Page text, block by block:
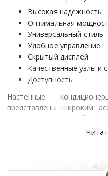
Высокая надежность
Оптимальная
Универсальный стиль
Удобное управление
Скрытый дисплей
Качественные узлы и
Доступность
Настенные
представлены широким
лаконичных изделий
применения. Новая
модели с компрессорами